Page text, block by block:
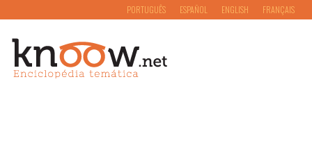
PORTUGUÊS ESPAÑOL ENGLISH FRANÇAIS